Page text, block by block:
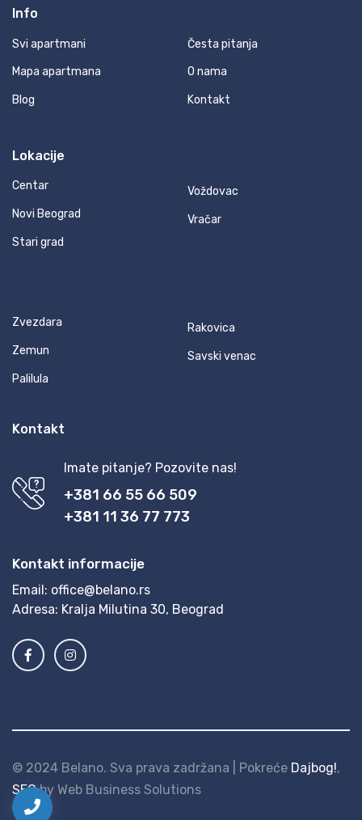
Info
Svi apartmani
Mapa apartmana
Blog
Česta pitanja
O nama
Kontakt
Lokacije
Centar
Novi Beograd
Stari grad
Voždovac
Vračar
Zvezdara
Zemun
Palilula
Rakovica
Savski venac
Kontakt
Imate pitanje? Pozovite nas!
+381 66 55 66 509
+381 11 36 77 773
Kontakt informacije
Email: office@belano.rs
Adresa: Kralja Milutina 30, Beograd
© 2024 Belano. Sva prava zadržana | Pokreće Dajbog!,
SEOby Web Business Solutions